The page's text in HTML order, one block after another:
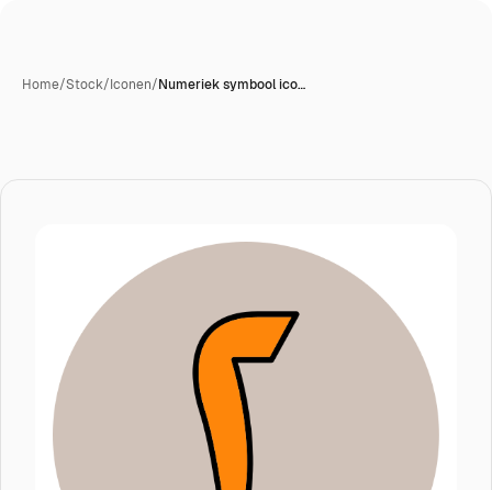
Home/Stock/Iconen/Numeriek symbool ico…